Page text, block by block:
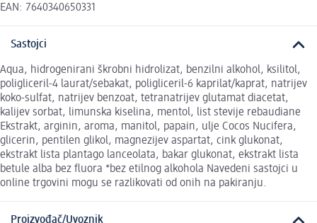
EAN: 7640340650331
Sastojci
Aqua, hidrogenirani škrobni hidrolizat, benzilni alkohol, ksilitol,
poligliceril-4 laurat/sebakat, poligliceril-6 kaprilat/kaprat, natrijev
koko-sulfat, natrijev benzoat, tetranatrijev glutamat diacetat,
kalijev sorbat, limunska kiselina, mentol, list stevije rebaudiane
Ekstrakt, arginin, aroma, manitol, papain, ulje Cocos Nucifera,
glicerin, pentilen glikol, magnezijev aspartat, cink glukonat,
ekstrakt lista plantago lanceolata, bakar glukonat, ekstrakt lista
betule alba bez fluora *bez etilnog alkohola Navedeni sastojci u
online trgovini mogu se razlikovati od onih na pakiranju.
Proizvođač/Uvoznik